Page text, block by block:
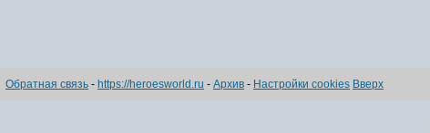
Обратная связь - https://heroesworld.ru - Архив - Настройки cookies Вверх